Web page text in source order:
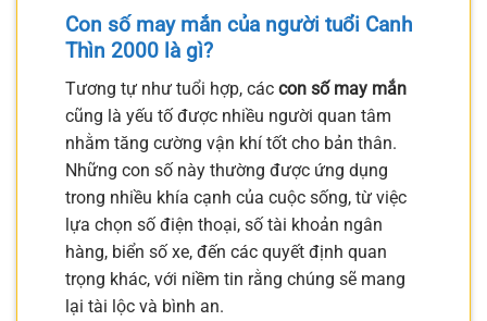
Con số may mắn của người tuổi Canh
Thìn 2000 là gì?
Tương tự như tuổi hợp, các con số may mắn
cũng là yếu tố được nhiều người quan tâm
nhằm tăng cường vận khí tốt cho bản thân.
Những con số này thường được ứng dụng
trong nhiều khía cạnh của cuộc sống, từ việc
lựa chọn số điện thoại, số tài khoản ngân
hàng, biển số xe, đến các quyết định quan
trọng khác, với niềm tin rằng chúng sẽ mang
lại tài lộc và bình an.